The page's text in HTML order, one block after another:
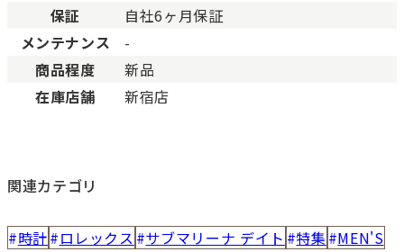
保証
自社6ヶ月保証
メンテナンス
-
商品程度
新品
在庫店舗
新宿店
関連カテゴリ
時計 ロレックス サブマリーナ デイト 特集 MEN'S